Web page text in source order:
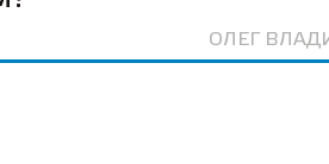
ОЛЕГ